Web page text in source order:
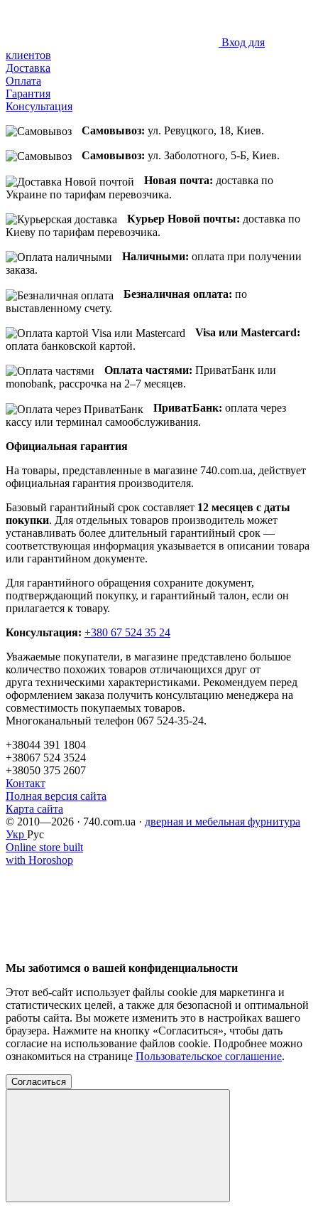
Вход для
клиентов
Доставка
Оплата
Гарантия
Консультация
Самовывоз: ул. Ревуцкого, 18, Киев.
Самовывоз: ул. Заболотного, 5-Б, Киев.
Новая почта: доставка по
Украине по тарифам перевозчика.
Курьер Новой почты: доставка по
Киеву по тарифам перевозчика.
Наличными: оплата при получении
заказа.
Безналичная оплата: по
выставленному счету.
Visa или Mastercard:
оплата банковской картой.
Оплата частями: ПриватБанк или
monobank, рассрочка на 2–7 месяцев.
ПриватБанк: оплата через
кассу или терминал самообслуживания.
Официальная гарантия
На товары, представленные в магазине 740.com.ua, действует
официальная гарантия производителя.
Базовый гарантийный срок составляет 12 месяцев с даты
покупки. Для отдельных товаров производитель может
устанавливать более длительный гарантийный срок —
соответствующая информация указывается в описании товара
или гарантийном документе.
Для гарантийного обращения сохраните документ,
подтверждающий покупку, и гарантийный талон, если он
прилагается к товару.
Консультация: +380 67 524 35 24
Уважаемые покупатели, в магазине представлено большое
количество похожих товаров отличающихся друг от
друга техническими характеристиками. Рекомендуем перед
оформлением заказа получить консультацию менеджера на
совместимость покупаемых товаров.
Многоканальный телефон 067 524-35-24.
+38044 391 1804
+38067 524 3524
+38050 375 2607
Контакт
Полная версия сайта
Карта сайта
© 2010—2026 · 740.com.ua · дверная и мебельная фурнитура
Укр Рус
Online store built
with Horoshop
Мы заботимся о вашей конфиденциальности
Этот веб-сайт использует файлы cookie для маркетинга и
статистических целей, а также для безопасной и оптимальной
работы сайта. Вы можете изменить это в настройках вашего
браузера. Нажмите на кнопку «Согласиться», чтобы дать
согласие на использование файлов cookie. Подробнее можно
ознакомиться на странице Пользовательское соглашение.
Согласиться